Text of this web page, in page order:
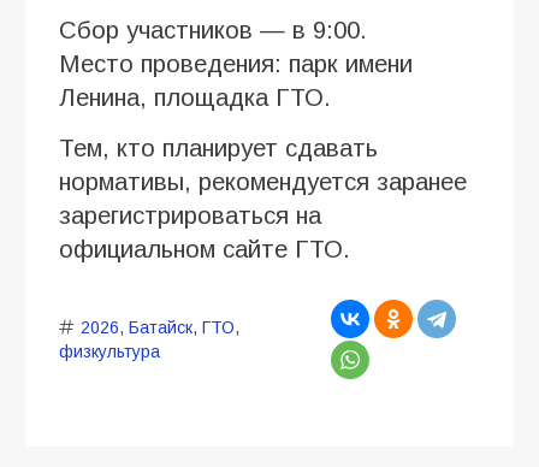
Сбор участников — в 9:00.
Место проведения: парк имени
Ленина, площадка ГТО.
Тем, кто планирует сдавать
нормативы, рекомендуется заранее
зарегистрироваться на
официальном сайте ГТО.
2026, Батайск, ГТО,
физкультура